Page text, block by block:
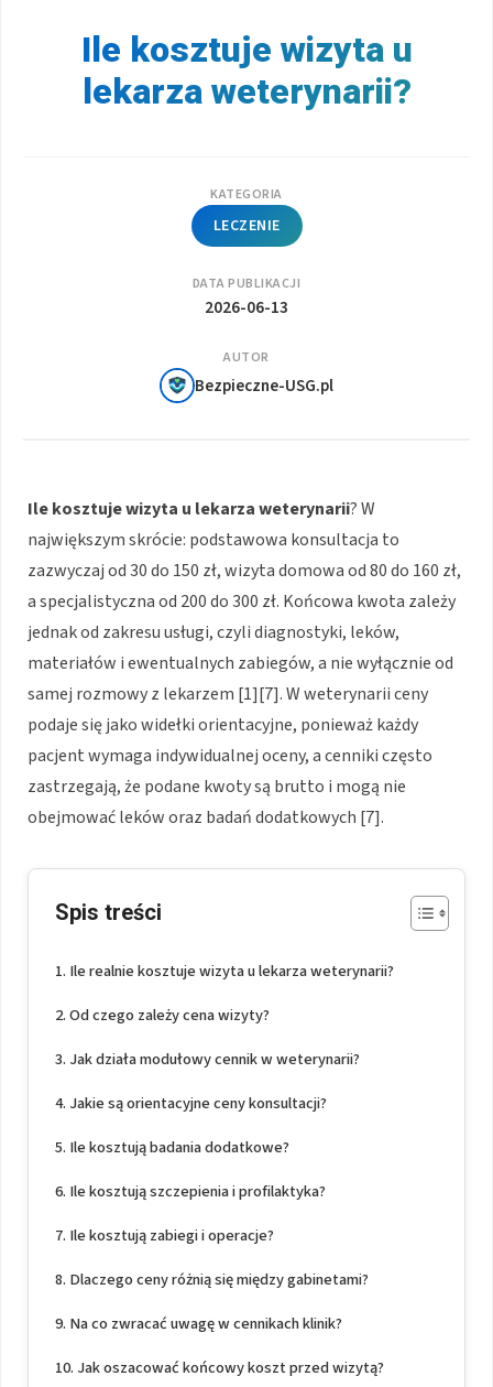
Ile kosztuje wizyta u
lekarza weterynarii?
KATEGORIA
LECZENIE
DATA PUBLIKACJI
2026-06-13
AUTOR
Bezpieczne-USG.pl
Ile kosztuje wizyta u lekarza weterynarii? W
największym skrócie: podstawowa konsultacja to
zazwyczaj od 30 do 150 zł, wizyta domowa od 80 do 160 zł,
a specjalistyczna od 200 do 300 zł. Końcowa kwota zależy
jednak od zakresu usługi, czyli diagnostyki, leków,
materiałów i ewentualnych zabiegów, a nie wyłącznie od
samej rozmowy z lekarzem [1][7]. W weterynarii ceny
podaje się jako widełki orientacyjne, ponieważ każdy
pacjent wymaga indywidualnej oceny, a cenniki często
zastrzegają, że podane kwoty są brutto i mogą nie
obejmować leków oraz badań dodatkowych [7].
Spis treści
Ile realnie kosztuje wizyta u lekarza weterynarii?
Od czego zależy cena wizyty?
Jak działa modułowy cennik w weterynarii?
Jakie są orientacyjne ceny konsultacji?
Ile kosztują badania dodatkowe?
Ile kosztują szczepienia i profilaktyka?
Ile kosztują zabiegi i operacje?
Dlaczego ceny różnią się między gabinetami?
Na co zwracać uwagę w cennikach klinik?
Jak oszacować końcowy koszt przed wizytą?